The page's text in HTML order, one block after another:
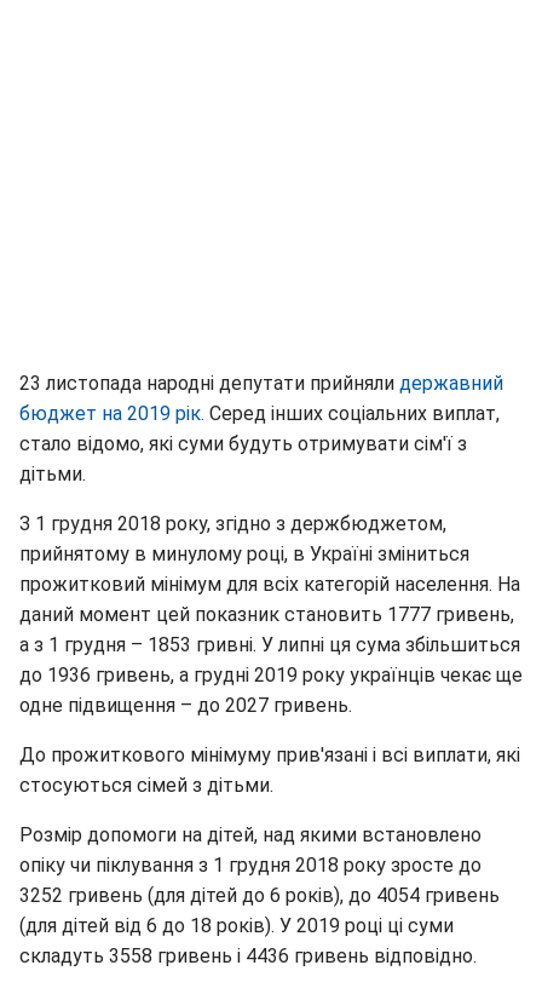
23 листопада народні депутати прийняли державний
бюджет на 2019 рік. Серед інших соціальних виплат,
стало відомо, які суми будуть отримувати сім'ї з
дітьми.
З 1 грудня 2018 року, згідно з держбюджетом,
прийнятому в минулому році, в Україні зміниться
прожитковий мінімум для всіх категорій населення. На
даний момент цей показник становить 1777 гривень,
а з 1 грудня – 1853 гривні. У липні ця сума збільшиться
до 1936 гривень, а грудні 2019 року українців чекає ще
одне підвищення – до 2027 гривень.
До прожиткового мінімуму прив'язані і всі виплати, які
стосуються сімей з дітьми.
Розмір допомоги на дітей, над якими встановлено
опіку чи піклування з 1 грудня 2018 року зросте до
3252 гривень (для дітей до 6 років), до 4054 гривень
(для дітей від 6 до 18 років). У 2019 році ці суми
складуть 3558 гривень і 4436 гривень відповідно.